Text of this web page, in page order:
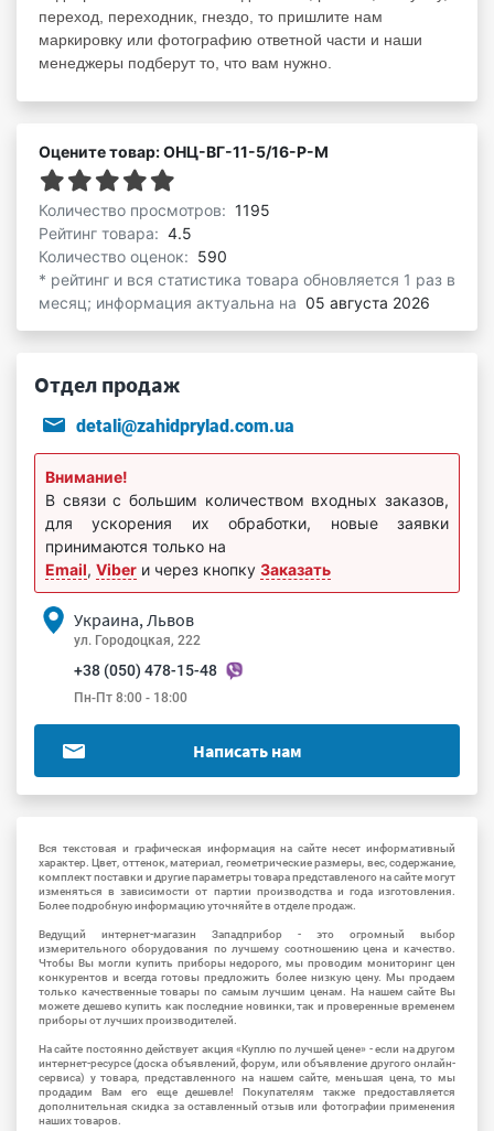
переход, переходник, гнездо, то пришлите нам
маркировку или фотографию ответной части и наши
менеджеры подберут то, что вам нужно.
Оцените товар: ОНЦ-ВГ-11-5/16-Р-М
Количество просмотров: 1195
Рейтинг товара: 4.5
Количество оценок: 590
* рейтинг и вся статистика товара обновляется 1 раз в
месяц; информация актуальна на 05 августа 2026
Отдел продаж
detali@zahidprylad.com.ua
Внимание!
В связи с большим количеством входных заказов,
для ускорения их обработки, новые заявки
принимаются только на
Email, Viber и через кнопку Заказать
Украина, Львов
ул. Городоцкая, 222
+38 (050) 478-15-48
Пн-Пт 8:00 - 18:00
Написать нам
Вся текстовая и графическая информация на сайте несет информативный
характер. Цвет, оттенок, материал, геометрические размеры, вес, содержание,
комплект поставки и другие параметры товара представленого на сайте могут
изменяться в зависимости от партии производства и года изготовления.
Более подробную информацию уточняйте в отделе продаж.
Ведущий интернет-магазин Западприбор - это огромный выбор
измерительного оборудования по лучшему соотношению цена и качество.
Чтобы Вы могли купить приборы недорого, мы проводим мониторинг цен
конкурентов и всегда готовы предложить более низкую цену. Мы продаем
только качественные товары по самым лучшим ценам. На нашем сайте Вы
можете дешево купить как последние новинки, так и проверенные временем
приборы от лучших производителей.
На сайте постоянно действует акция «Куплю по лучшей цене» - если на другом
интернет-ресурсе (доска объявлений, форум, или объявление другого онлайн-
сервиса) у товара, представленного на нашем сайте, меньшая цена, то мы
продадим Вам его еще дешевле! Покупателям также предоставляется
дополнительная скидка за оставленный отзыв или фотографии применения
наших товаров.